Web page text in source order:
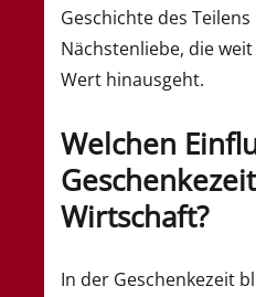
Geschichte des
Nächstenliebe, die
Wert hinausgeht.
Welchen
Wirtschaft?
In der Geschenkezeit